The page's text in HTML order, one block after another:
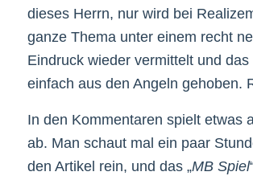
dieses Herrn, nur wird bei
ganze Thema unter einem recht
Eindruck wieder vermittelt und das
einfach aus den Angeln gehoben.
In den Kommentaren spielt etwas
ab. Man schaut mal ein paar
den Artikel rein, und das „MB Spiel